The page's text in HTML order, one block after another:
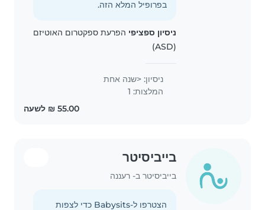
בפרופיל המלא הזה.
ניסיון ספציפי הפרעת ספקטרום האוטיזם
(ASD)
ניסיון: <שנה אחת
המלצות: 1
בייביסיטר
בייביסיטר ב- רעננה
הצטרפו ל-Babysits כדי לצפות